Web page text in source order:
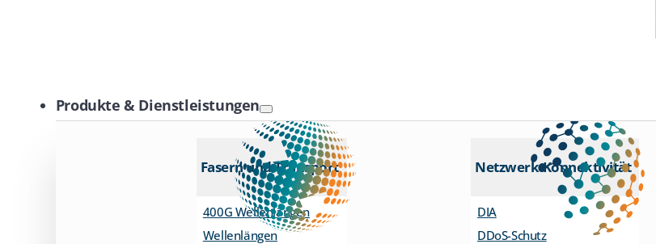
Produkte & Dienstleistungen
Fasern und Transport
400G Wellenlängen
Wellenlängen
Netzwerk-Konnektivität
DIA
DDoS-Schutz